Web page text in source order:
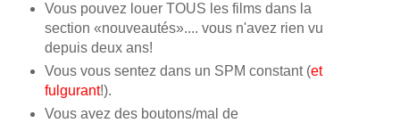
Vous pouvez louer TOUS les films dans la
section «nouveautés».... vous n'avez rien vu
depuis deux ans!
Vous vous sentez dans un SPM constant (et
fulgurant!).
Vous avez des boutons/mal de